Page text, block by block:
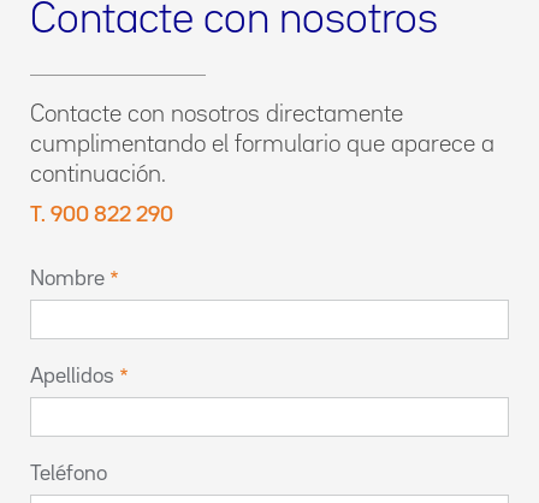
Contacte con nosotros
Contacte con nosotros directamente
cumplimentando el formulario que aparece a
continuación.
T. 900 822 290
Nombre
Apellidos
Teléfono